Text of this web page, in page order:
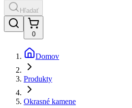
Hľadať
0
Domov
Produkty
Okrasné kamene